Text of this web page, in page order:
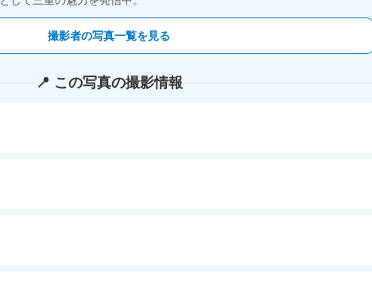
撮影者の写真一覧を見る
📍 この写真の撮影情報